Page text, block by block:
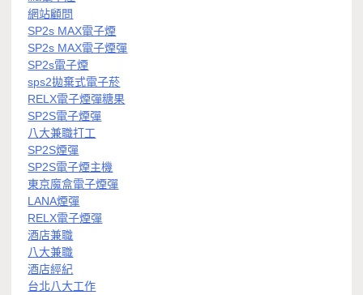
網站顧問
SP2s MAX電子煙
SP2s MAX電子煙彈
SP2s電子煙
sps2拋棄式電子菸
RELX電子煙彈糖果
SP2S電子煙彈
八大兼職打工
SP2S煙彈
SP2S電子煙主機
東京魔盒電子煙彈
LANA煙彈
RELX電子煙彈
酒店兼職
八大兼職
酒店經紀
台北八大工作